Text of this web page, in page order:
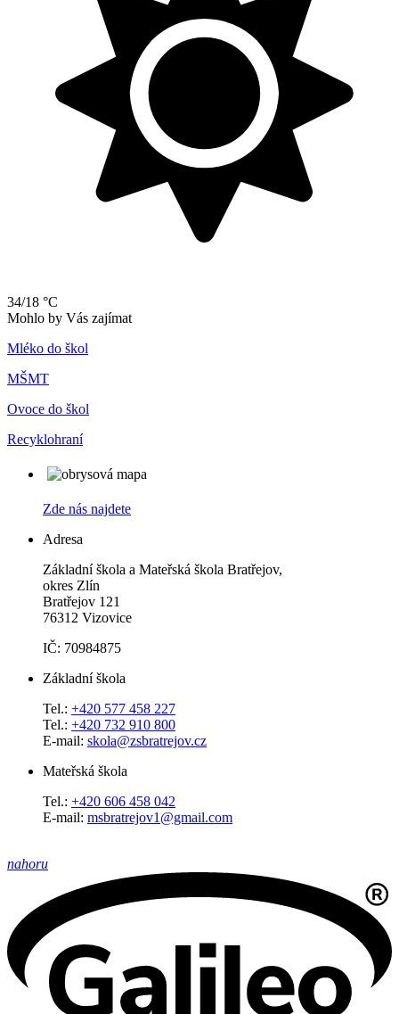
34/18 °C
Mohlo by Vás zajímat
Mléko do škol
MŠMT
Ovoce do škol
Recyklohraní
Zde nás najdete
Adresa
Základní škola a Mateřská škola Bratřejov,
okres Zlín
Bratřejov 121
76312 Vizovice
IČ: 70984875
Základní škola
Tel.: +420 577 458 227
Tel.: +420 732 910 800
E-mail: skola@zsbratrejov.cz
Mateřská škola
Tel.: +420 606 458 042
E-mail: msbratrejov1@gmail.com
nahoru